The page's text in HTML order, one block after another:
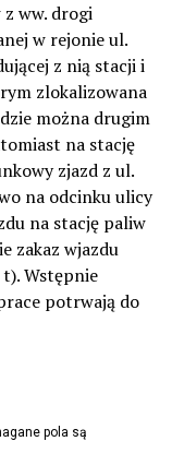
ww. drogi
w rejonie ul.
z nią stacji i
zlokalizowana
można drugim
na stację
zjazd z ul.
na odcinku ulicy
na stację paliw
zakaz wjazdu
Wstępnie
potrwają do
pola są